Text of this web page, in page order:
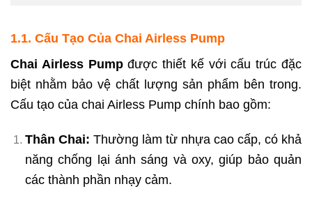
1.1. Cấu Tạo Của Chai Airless Pump
Chai Airless Pumpđược thiết kế với cấu trúc đặc
biệt nhằm bảo vệ chất lượng sản phẩm bên trong.
Cấu tạo của chai Airless Pump chính bao gồm:
Thân Chai: Thường làm từ nhựa cao cấp, có khả
năng chống lại ánh sáng và oxy, giúp bảo quản
các thành phần nhạy cảm.